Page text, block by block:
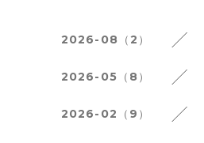
2026-08（2）
2026-05（8）
2026-02（9）